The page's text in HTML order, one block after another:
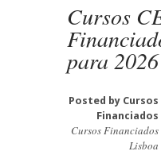
Cursos
para 2026
Posted by Cursos
Financiados
Cursos Financiados
Lisboa